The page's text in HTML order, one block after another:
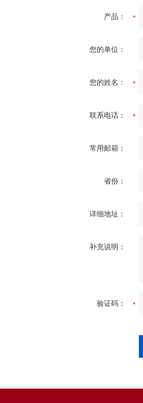
产品：
您的单位：
您的姓名：
联系电话：
常用邮箱：
省份：
详细地址：
补充说明：
验证码：